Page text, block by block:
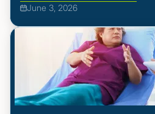
June 3, 2026